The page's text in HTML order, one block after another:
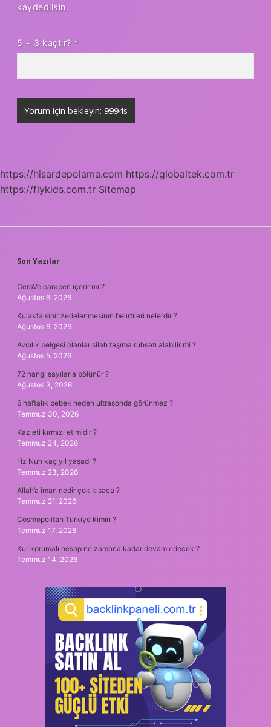
kaydedilsin.
5 + 3 kaçtır? *
https://hisardepolama.com https://globaltek.com.tr
https://flykids.com.tr Sitemap
SIDEBAR
Son Yazılar
CeraVe paraben içerir mi ?
Ağustos 6, 2026
Kulakta sinir zedelenmesinin belirtileri nelerdir ?
Ağustos 6, 2026
Avcılık belgesi olanlar silah taşıma ruhsatı alabilir mi ?
Ağustos 5, 2026
72 hangi sayılarla bölünür ?
Ağustos 3, 2026
6 haftalık bebek neden ultrasonda görünmez ?
Temmuz 30, 2026
Kaz eti kırmızı et midir ?
Temmuz 24, 2026
Hz Nuh kaç yıl yaşadı ?
Temmuz 23, 2026
Allah’a iman nedir çok kısaca ?
Temmuz 21, 2026
Cosmopolitan Türkiye kimin ?
Temmuz 17, 2026
Kur korumalı hesap ne zamana kadar devam edecek ?
Temmuz 14, 2026